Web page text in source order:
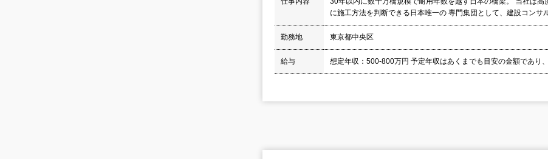
に施工方法を判断できる日本唯一の 専門集団として、建設コンサ
勤務地 東京都中央区
給与 想定年収：500-800万円 予定年収はあくまでも目安の金額であり